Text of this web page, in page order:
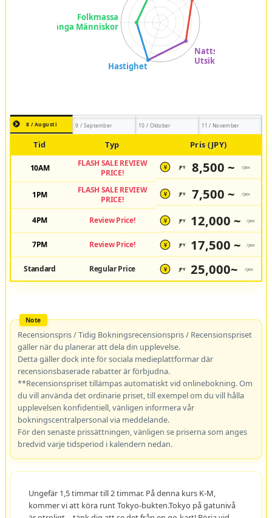
8 / Augusti 9 / September 10 / Oktober 11 / November
Tid Typ Pris (JPY)
10AM
FLASH SALE REVIEW
PRICE!
¥ JPY 8,500 ~ /pax
1PM
FLASH SALE REVIEW
PRICE!
¥ JPY 7,500 ~ /pax
4PM Review Price! ¥ JPY 12,000 ~ /pax
7PM Review Price! ¥ JPY 17,500 ~ /pax
Standard Regular Price ¥ JPY 25,000~ /pax
Recensionspris / Tidig Bokningsrecensionspris / Recensionspriset
gäller när du planerar att dela din upplevelse.
Detta gäller dock inte för sociala medieplattformar där
recensionsbaserade rabatter är förbjudna.
**Recensionspriset tillämpas automatiskt vid onlinebokning. Om
du vill använda det ordinarie priset, till exempel om du vill hålla
upplevelsen konfidentiell, vänligen informera vår
bokningscentralpersonal via meddelande.
För den senaste prissättningen, vänligen se priserna som anges
bredvid varje tidsperiod i kalendern nedan.
Ungefär 1,5 timmar till 2 timmar. På denna kurs K-M,
kommer vi att köra runt Tokyo-bukten.Tokyo på gatunivå